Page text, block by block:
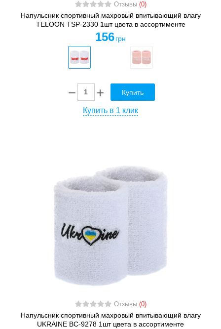
Отзывы (0)
Напульсник спортивный махровый впитывающий влагу
TELOON TSP-2330 1шт цвета в ассортименте
156 грн
Купить
Купить в 1 клик
Отзывы (0)
Напульсник спортивный махровый впитывающий влагу
UKRAINE BC-9278 1шт цвета в ассортименте